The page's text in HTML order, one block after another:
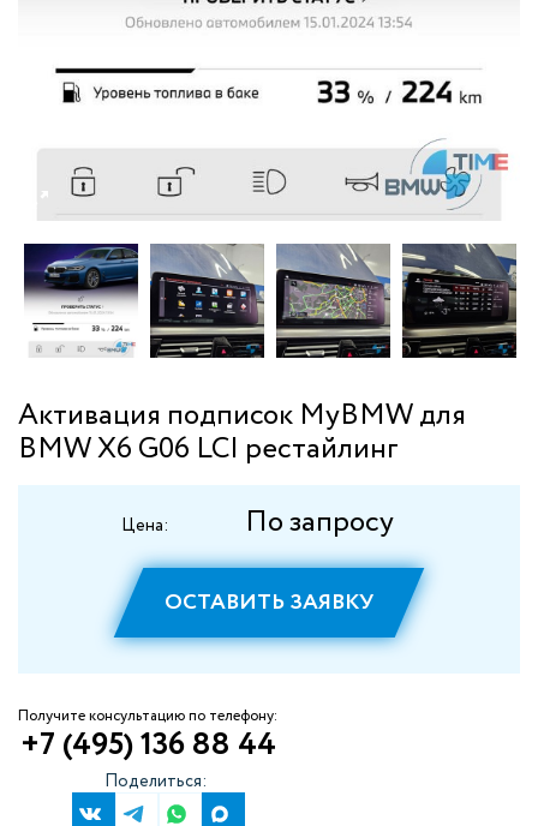
Активация подписок MyBMW для
BMW X6 G06 LCI рестайлинг
Цена: По запросу
ОСТАВИТЬ ЗАЯВКУ
Получите консультацию по телефону:
+7 (495) 136 88 44
Поделиться: